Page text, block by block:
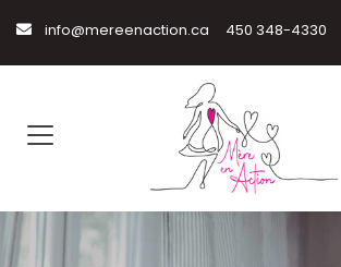
info@mereenaction.ca 450 348-4330